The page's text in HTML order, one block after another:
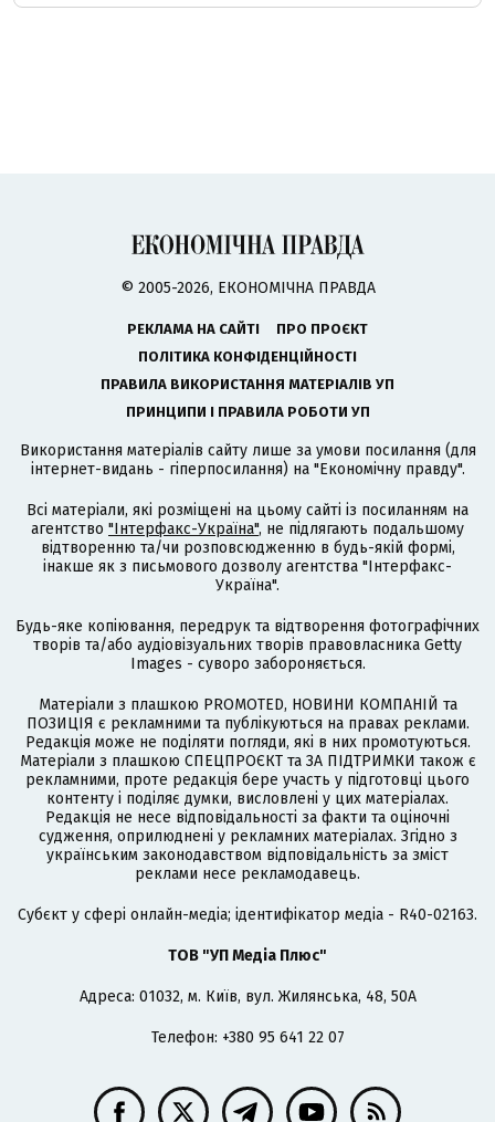
© 2005-2026, ЕКОНОМІЧНА ПРАВДА
РЕКЛАМА НА САЙТІ
ПРО ПРОЄКТ
ПОЛІТИКА КОНФІДЕНЦІЙНОСТІ
ПРАВИЛА ВИКОРИСТАННЯ МАТЕРІАЛІВ УП
ПРИНЦИПИ І ПРАВИЛА РОБОТИ УП
Використання матеріалів сайту лише за умови посилання (для
інтернет-видань - гіперпосилання) на "Економічну правду".
Всі матеріали, які розміщені на цьому сайті із посиланням на
агентство "Інтерфакс-Україна", не підлягають подальшому
відтворенню та/чи розповсюдженню в будь-якій формі,
інакше як з письмового дозволу агентства "Інтерфакс-
Україна".
Будь-яке копіювання, передрук та відтворення фотографічних
творів та/або аудіовізуальних творів правовласника Getty
Images - суворо забороняється.
Матеріали з плашкою PROMOTED, НОВИНИ КОМПАНІЙ та
ПОЗИЦІЯ є рекламними та публікуються на правах реклами.
Редакція може не поділяти погляди, які в них промотуються.
Матеріали з плашкою СПЕЦПРОЄКТ та ЗА ПІДТРИМКИ також є
рекламними, проте редакція бере участь у підготовці цього
контенту і поділяє думки, висловлені у цих матеріалах.
Редакція не несе відповідальності за факти та оціночні
судження, оприлюднені у рекламних матеріалах. Згідно з
українським законодавством відповідальність за зміст
реклами несе рекламодавець.
Cубєкт у сфері онлайн-медіа; ідентифікатор медіа - R40-02163.
ТОВ "УП Медіа Плюс"
Адреса: 01032, м. Київ, вул. Жилянська, 48, 50А
Телефон: +380 95 641 22 07